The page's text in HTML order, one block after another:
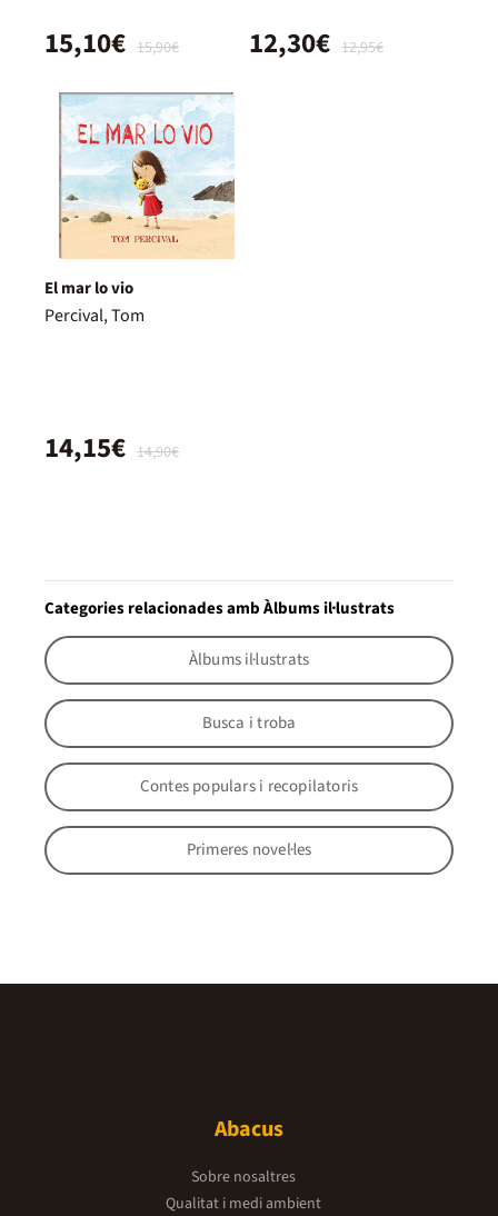
15,90€
15,10€ 12,95€
12,30€
El mar lo vio
Percival, Tom
14,90€
14,15€
Categories relacionades amb Àlbums il·lustrats
Àlbums il·lustrats
Busca i troba
Contes populars i recopilatoris
Primeres novel·les
Abacus
Sobre nosaltres
Qualitat i medi ambient